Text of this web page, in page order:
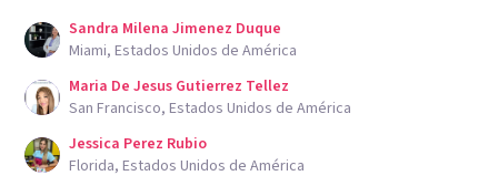
Sandra Milena Jimenez Duque
Miami, Estados Unidos de América
Maria De Jesus Gutierrez Tellez
San Francisco, Estados Unidos de América
Jessica Perez Rubio
Florida, Estados Unidos de América